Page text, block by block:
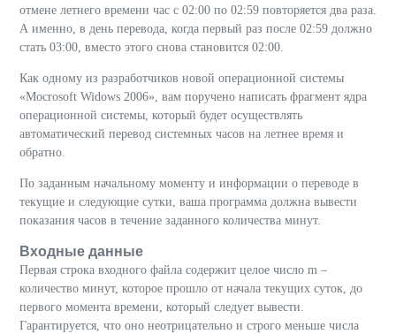
отмене летнего времени час с 02:00 по 02:59 повторяется два раза.
А именно, в день перевода, когда первый раз после 02:59 должно
стать 03:00, вместо этого снова становится 02:00.
Как одному из разработчиков новой операционной системы
«Mocrosoft Widows 2006», вам поручено написать фрагмент ядра
операционной системы, который будет осуществлять
автоматический перевод системных часов на летнее время и
обратно.
По заданным начальному моменту и информации о переводе в
текущие и следующие сутки, ваша программа должна вывести
показания часов в течение заданного количества минут.
Входные данные
Первая строка входного файла содержит целое число m –
количество минут, которое прошло от начала текущих суток, до
первого момента времени, который следует вывести.
Гарантируется, что оно неотрицательно и строго меньше числа